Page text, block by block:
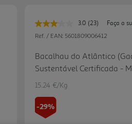
3.0 Leu
23
Link
para
a
(23)
Faça a
Ref. / EAN: 5601809006412
Bacalhau do Atlântico
Sustentável Certificada -
15.24 €/Kg
-29%